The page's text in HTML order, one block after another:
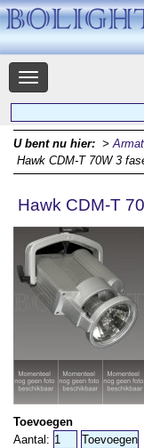
Navigatie
U bent nu hier: >
Hawk CDM-T 70W 3
Hawk CDM-T
Toevoegen
Aantal: